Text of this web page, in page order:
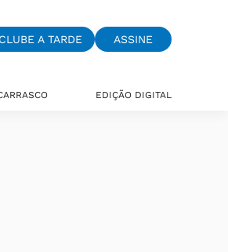
CLUBE A TARDE ASSINE
EDIÇÃO DIGITAL